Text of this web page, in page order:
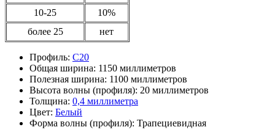
10-25
10%
более 25
нет
Профиль: С20
Общая ширина: 1150 миллиметров
Полезная ширина: 1100 миллиметров
Высота волны (профиля): 20 миллиметров
Толщина: 0,4 миллиметра
Цвет: Белый
Форма волны (профиля): Трапециевидная